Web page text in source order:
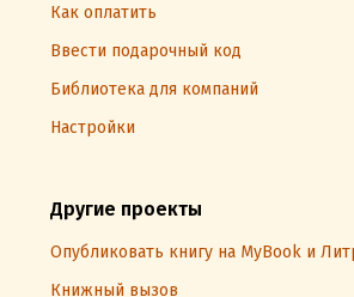
Как оплатить
Ввести подарочный код
Библиотека для компаний
Настройки
Другие проекты
Опубликовать книгу на MyBook и
Книжный вызов